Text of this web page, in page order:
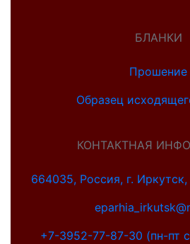
БЛАНКИ
Прошение
Образец
КОНТАКТНАЯ
664035, Россия, г. Иркутск,
+7-3952-77-87-30 (пн-пт